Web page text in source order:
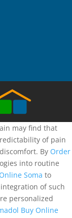
may find that
of pain
By Order
into routine
Soma to
of such
personalized
Buy Online